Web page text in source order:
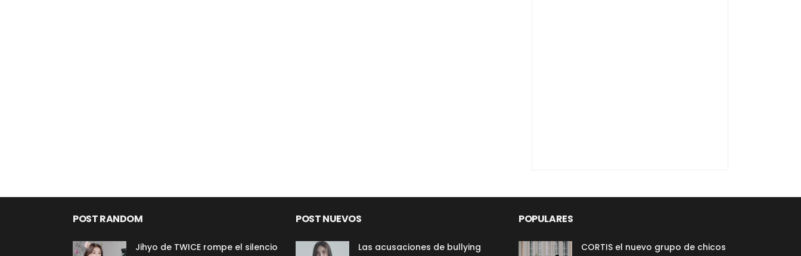
POST RANDOM
Jihyo de TWICE rompe el silencio
POST NUEVOS
Las acusaciones de bullying
POPULARES
CORTIS el nuevo grupo de chicos